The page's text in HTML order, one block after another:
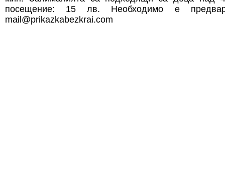
посещение: 15 лв. Необходимо е
mail@prikazkabezkrai.com